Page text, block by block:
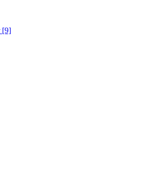
[9]